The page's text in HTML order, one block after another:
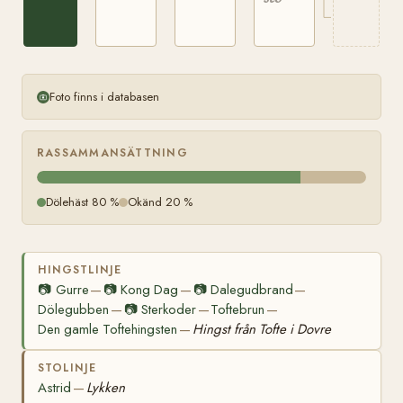
Foto finns i databasen
RASSAMMANSÄTTNING
Dölehäst 80 % Okänd 20 %
HINGSTLINJE
📷 Gurre— 📷Kong Dag — 📷 Dalegudbrand—
Dölegubben — 📷Sterkoder—Toftebrun —
Den gamle Toftehingsten — Hingst från Tofte i Dovre
STOLINJE
Astrid — Lykken